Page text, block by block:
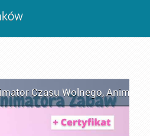
Czasu Wolnego,